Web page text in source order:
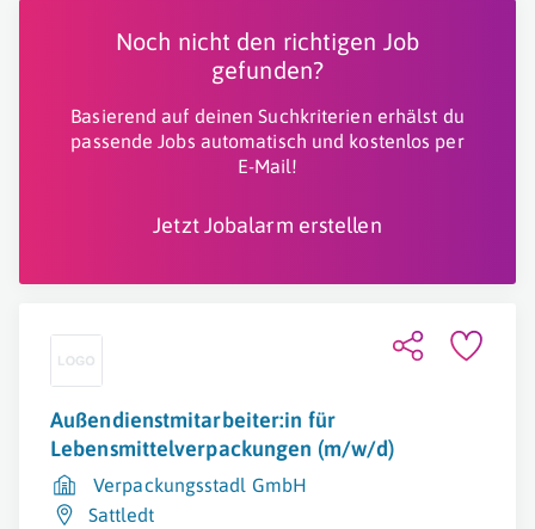
Noch nicht den richtigen Job
gefunden?
Basierend auf deinen Suchkriterien erhälst du
passende Jobs automatisch und kostenlos per
E-Mail!
Jetzt Jobalarm erstellen
Außendienstmitarbeiter:in für
Lebensmittelverpackungen (m/w/d)
Verpackungsstadl GmbH
Sattledt